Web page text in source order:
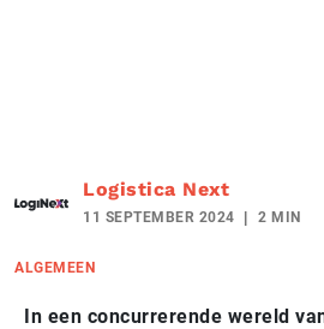
Logistica Next
11 SEPTEMBER 2024 2 MIN
ALGEMEEN
In een concurrerende wereld